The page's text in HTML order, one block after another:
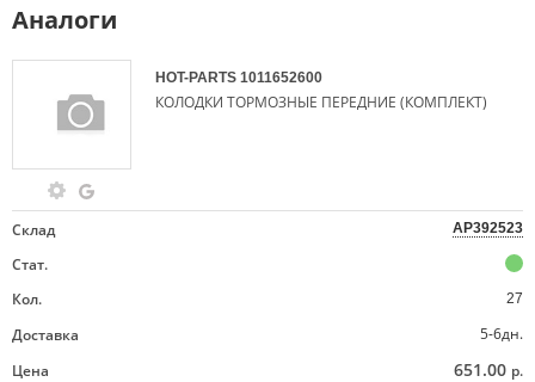
Аналоги
HOT-PARTS 1011652600
КОЛОДКИ ТОРМОЗНЫЕ ПЕРЕДНИЕ (КОМПЛЕКТ)
Склад AP392523
Стат.
Кол.
27
Доставка
5-6дн.
Цена
651.00 р.